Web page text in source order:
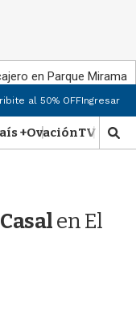
en Parque Miramar
al 50% OFFIngresar
+OvaciónTV Show
M
o
en El